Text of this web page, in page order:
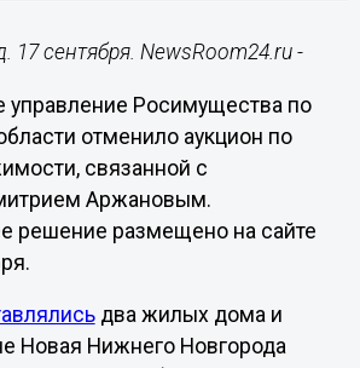
сентября. NewsRoom24.ru -
управление Росимущества по
отменило аукцион по
связанной с
Аржановым.
решение размещено на сайте
два жилых дома и
Новая Нижнего Новгорода